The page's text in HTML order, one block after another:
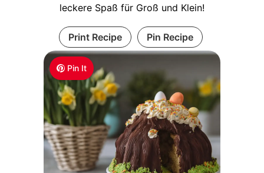
Pin It
leckere Spaß für Groß und Klein!
Print Recipe Pin Recipe